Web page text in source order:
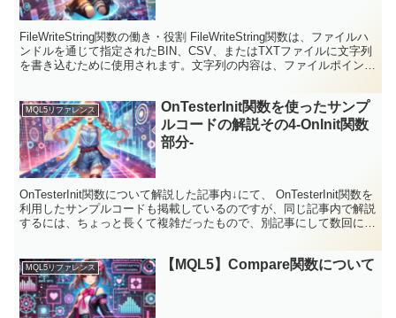
FileWriteString関数の働き・役割 FileWriteString関数は、ファイルハ
ンドルを通じて指定されたBIN、CSV、またはTXTファイルに文字列
を書き込むために使用されます。文字列の内容は、ファイルポインタ
MQL5リファレンス
OnTesterInit関数を使ったサンプ
ルコードの解説その4-OnInit関数
部分-
OnTesterInit関数について解説した記事内↓にて、 OnTesterInit関数を
利用したサンプルコードも掲載しているのですが、同じ記事内で解説
するには、ちょっと長くて複雑だったもので、別記事にして数回に分
MQL5リファレンス 【MQL5】Compare関数について